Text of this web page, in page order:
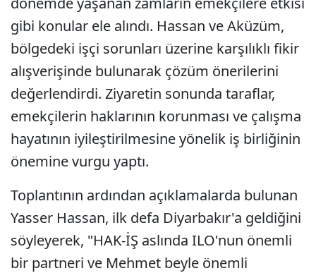
gibi konular ele alındı. Hassan ve Aküzüm,
bölgedeki işçi sorunları üzerine karşılıklı fikir
alışverişinde bulunarak çözüm önerilerini
değerlendirdi. Ziyaretin sonunda taraflar,
emekçilerin haklarının korunması ve çalışma
hayatının iyileştirilmesine yönelik iş birliğinin
önemine vurgu yaptı.
Toplantının ardından açıklamalarda bulunan
Yasser Hassan, ilk defa Diyarbakır'a geldiğini
söyleyerek, "HAK-İŞ aslında ILO'nun önemli
bir partneri ve Mehmet beyle önemli